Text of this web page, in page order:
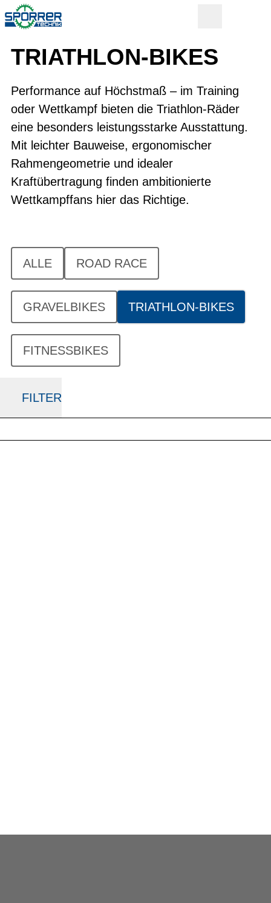
TRIATHLON-BIKES
Performance auf Höchstmaß – im Training
oder Wettkampf bieten die Triathlon-Räder
eine besonders leistungsstarke Ausstattung.
Mit leichter Bauweise, ergonomischer
Rahmengeometrie und idealer
Kraftübertragung finden ambitionierte
Wettkampffans hier das Richtige.
ALLE ROAD RACE
GRAVELBIKES TRIATHLON-BIKES
FITNESSBIKES
FILTER